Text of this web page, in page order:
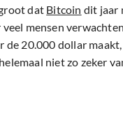
dat Bitcoin dit jaar
veel mensen
de 20.000 dollar
niet zo zeker